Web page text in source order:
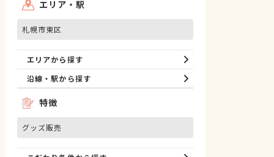
エリア・駅
札幌市東区
エリアから探す
沿線・駅から探す
特徴
グッズ販売